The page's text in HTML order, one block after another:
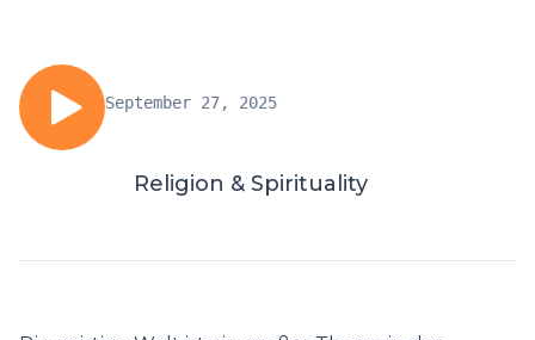
September 27, 2025
Religion & Spirituality